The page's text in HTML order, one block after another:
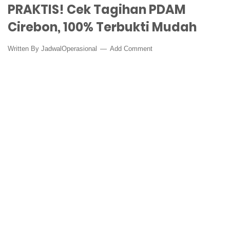
PRAKTIS! Cek Tagihan PDAM
Cirebon, 100% Terbukti Mudah
Written By JadwalOperasional Add Comment